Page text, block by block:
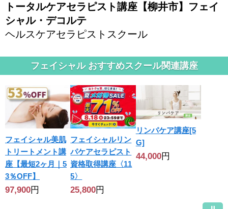
トータルケアセラピスト講座【柳井市】フェイ
シャル・デコルテ
ヘルスケアセラピストスクール
フェイシャル おすすめスクール関連講座
フェイシャル美肌
トリートメント講
座【最短2ヶ月｜5
3％OFF】
97,900円
フェイシャルリン
パケアセラピスト
資格取得講座〈11
5〉
25,800円
リンパケア講座[5
G]
44,000円